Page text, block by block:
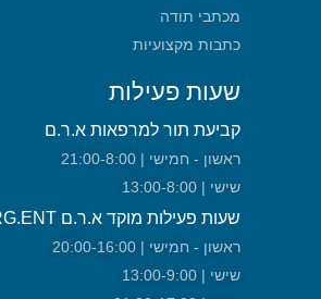
מכתבי תודה
כתבות מקצועיות
שעות פעילות
קביעת תור למרפאות א.ר.ם
ראשון - חמישי | 21:00-8:00
שישי | 13:00-8:00
שעות פעילות מוקד א.ר.ם URG.ENT!
ראשון - חמישי | 20:00-16:00
שישי | 13:00-9:00